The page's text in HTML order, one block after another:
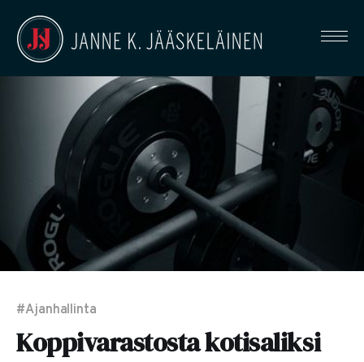
#Ajanhallinta
Koppivarastosta kotisaliksi